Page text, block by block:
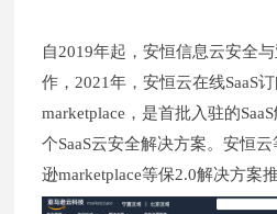
自2019年起，安恒信息云安全
作，2021年，安恒云在线SaaS
marketplace，是首批入驻的
个SaaS云安全解决方案。安恒
逊marketplace等保2.0解决方案